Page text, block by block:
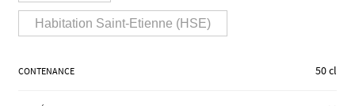
RÉGIONS
COFFRETS & CADEAUX
Habitation Saint-Etienne (HSE)
CONTENANCE 50 cl